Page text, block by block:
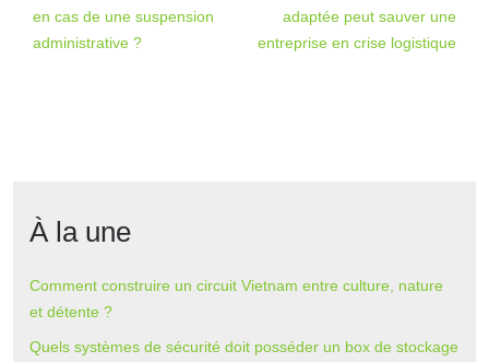
en cas de une suspension
administrative ?
adaptée peut sauver une
entreprise en crise logistique
À la une
Comment construire un circuit Vietnam entre culture, nature
et détente ?
Quels systèmes de sécurité doit posséder un box de stockage